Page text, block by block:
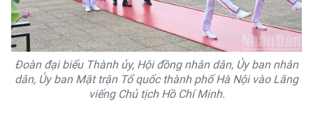
Đoàn đại biểu Thành ủy, Hội đồng nhân dân, Ủy ban nhân
dân, Ủy ban Mặt trận Tổ quốc thành phố Hà Nội vào Lăng
viếng Chủ tịch Hồ Chí Minh.